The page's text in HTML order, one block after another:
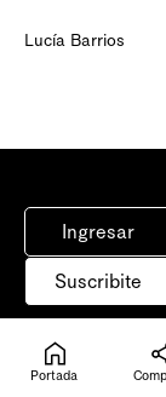
Lucía Barrios
Ingresar
Suscribite
Inicio
Portada